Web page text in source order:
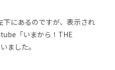
にあるのですが、表示され
「いまから！THE
ました。